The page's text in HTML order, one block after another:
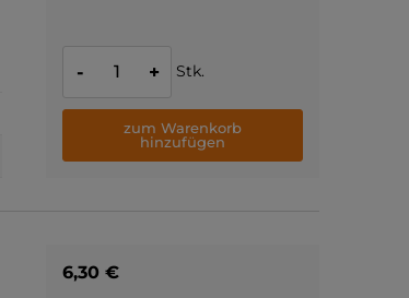
- + Stk.
zum Warenkorb
hinzufügen
6,30 €